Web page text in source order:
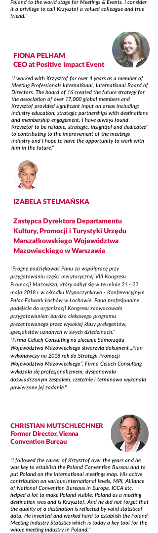
Poland to the world stage for Meetings & Events. I consider
it a privilege to call Krzysztof a valued colleague and true
friend."
FIONA PELHAM
CEO at Positive Impact Event
"I worked with Krzysztof for over 4 years as a member of
Meeting Professionals International, International Board of
Directors. The board of 16 created the future strategy for
the association of over 17,000 global members and
Krzysztof provided significant input on areas including:
industry education, strategic partnerships with destinations
and membership engagement. I have always found
Krzysztof to be reliable, strategic, insightful and dedicated
to contributing to the improvement of the meetings
industry and I hope to have the opportunity to work with
him in the future."
IZABELA STELMAŃSKA
Zastępca Dyrektora Departamentu
Kultury, Promocji i Turystyki Urzędu
Marszałkowskiego Województwa
Mazowieckiego w Warszawie
"Pragnę podziękować Panu za współpracę przy
przygotowaniu części merytorycznej VIII Kongresu
Promocji Mazowsza, który odbył się w terminie 21 - 22
maja 2018 r w ośrodku Wypoczynkowo - Konferencyjnym
Pałac Folwark Łochów w Łochowie. Pana profesjonalne
podejście do organizacji Kongresu zaowocowało
przygotowaniem bardzo ciekawego programu
prezentowanego przez wysokiej klasy prelegentów,
specjalistów uznanych w swych dziedzinach."
"Firma Celuch Consulting na zlecenie Samorządu
Województwa Mazowieckiego stworzyła dokument „Plan
wykonawczy na 2018 rok do Strategii Promocji
Województwa Mazowieckiego”. Firma Celuch Consulting
wykazała się profesjonalizmem, dysponowała
doświadczonym zespołem, rzetelnie i terminowo wykonała
powierzone jej zadanie."
CHRISTIAN MUTSCHLECHNER
Former Director, Vienna
Convention Bureau
"I followed the career of Krzysztof over the years and he
was key to establish the Poland Convention Bureau and to
put Poland on the international meetings map. His active
contribution on various international levels, MPI, Alliance
of National Convention Bureaus in Europe, ICCA etc.
helped a lot to make Poland visible. Poland as a meeting
destination was and is Krzysztof. And he did not forget that
the quality of a destination is reflected by valid statistical
data. He invented and worked hard to establish the Poland
Meeting Industry Statistics which is today a key tool for the
whole meeting industry in Poland."